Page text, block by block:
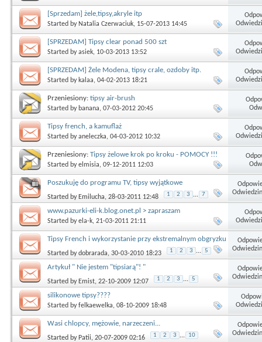
[Sprzedam] żele,tipsy,akryle itp
Started by Natalia Czerwaciuk, 15-07-2013 14:45
[SPRZEDAM] Tipsy clear ponad 500 szt
Started byasiek, 10-03-2013 13:52
[SPRZEDAM] Żele Modena, tipsy crale, ozdoby itp.
Started by kalaa, 04-02-2013 18:21
Przeniesiony: tipsy air-brush
Started by banana, 07-03-2012 20:45
Tipsy french, a kamuflaż
Started byaneleczka, 04-03-2012 10:32
Przeniesiony: Tipsy żelowe krok po kroku - POMOCY !!!
Started byelmisia, 09-12-2011 12:03
Poszukuję do programu TV, tipsy wyjątkowe
Started by Emilucha, 28-03-2011 12:48 1 2 3 ... 7
www.pazurki-eli-k.blog.onet.pl > zapraszam
Started byela-k, 21-03-2011 21:11
Tipsy French i wykorzystanie przy ekstremalnym obgryzku
Started bydobrarada, 30-03-2010 18:23 1 2 3 ... 5
Artykuł " Nie jestem "tipsiarą"! "
Started by Emist, 22-10-2009 12:07 1 2 3 ... 5
silikonowe tipsy????
Started byfelkaewelka, 08-10-2009 18:48
Wasi chlopcy, mężowie, narzeczeni...
Started by Patii, 20-07-2009 02:16 1 2 3 ... 10